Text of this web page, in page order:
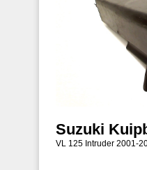
Suzuki
VL 125 Intruder 2001-